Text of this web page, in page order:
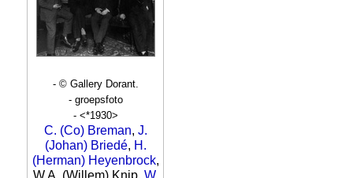
- © Gallery Dorant.
- groepsfoto
- <*1930>
C. (Co) Breman, J.
(Johan) Briedé, H.
(Herman) Heyenbrock,
W.A. (Willem) Knip, W.